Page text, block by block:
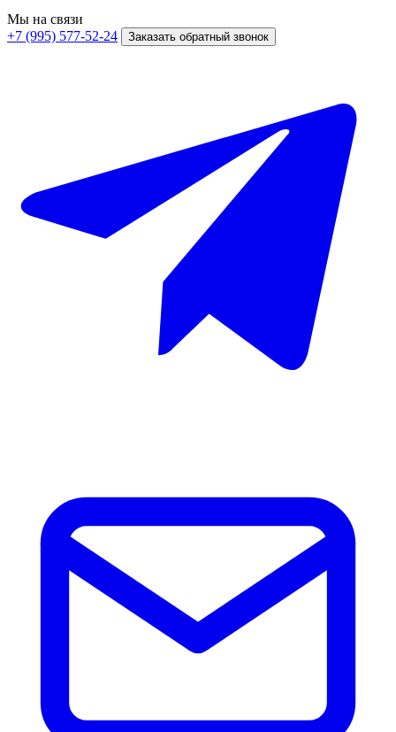
Мы на связи
+7 (995) 577-52-24
Заказать обратный звонок